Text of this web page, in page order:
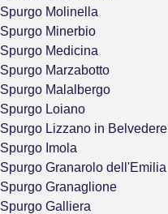
Spurgo Molinella
Spurgo Minerbio
Spurgo Medicina
Spurgo Marzabotto
Spurgo Malalbergo
Spurgo Loiano
Spurgo Lizzano in Belvedere
Spurgo Imola
Spurgo Granarolo dell'Emilia
Spurgo Granaglione
Spurgo Galliera